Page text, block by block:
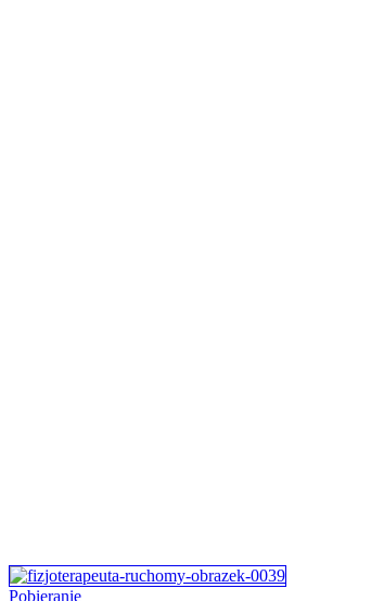
Pobieranie